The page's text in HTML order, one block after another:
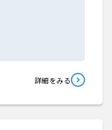
詳細をみる